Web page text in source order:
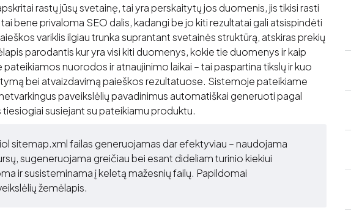
rastų jūsų svetainę, tai yra perskaitytų jos duomenis, jis tikisi rasti
bene privaloma SEO dalis, kadangi be jo kiti rezultatai gali atsispindėti
variklis ilgiau trunka suprantant svetainės struktūrą, atskiras prekių
parodantis kur yra visi kiti duomenys, kokie tie duomenys ir kaip
nuorodos ir atnaujinimo laikai – tai paspartina tikslų ir kuo
bei atvaizdavimą paieškos rezultatuose. Sistemoje pateikiame
paveikslėlių pavadinimus automatiškai generuoti pagal
susiejant su pateikiamu produktu.
sitemap.xml failas generuojamas dar efektyviau – naudojama
sugeneruojama greičiau bei esant dideliam turinio kiekiui
ir susisteminama į keletą mažesnių failų. Papildomai
žemėlapis.